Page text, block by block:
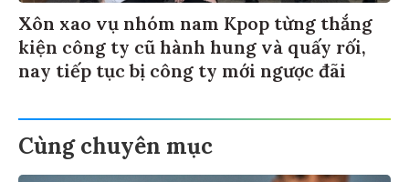
Xôn xao vụ nhóm nam Kpop từng thắng
kiện công ty cũ hành hung và quấy rối,
nay tiếp tục bị công ty mới ngược đãi
Cùng chuyên mục